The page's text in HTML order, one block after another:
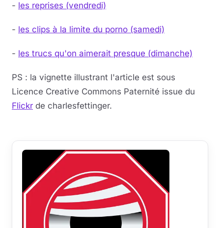
- les reprises (vendredi)
- les clips à la limite du porno (samedi)
- les trucs qu'on aimerait presque (dimanche)
PS : la vignette illustrant l'article est sous
Licence Creative Commons Paternité issue du
Flickr de charlesfettinger.